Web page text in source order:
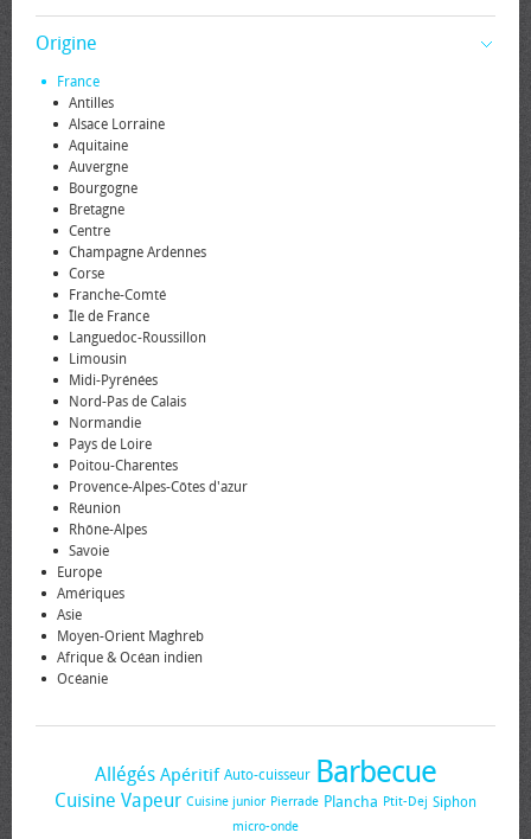
Origine
France
Antilles
Alsace Lorraine
Aquitaine
Auvergne
Bourgogne
Bretagne
Centre
Champagne Ardennes
Corse
Franche-Comté
Île de France
Languedoc-Roussillon
Limousin
Midi-Pyrénées
Nord-Pas de Calais
Normandie
Pays de Loire
Poitou-Charentes
Provence-Alpes-Côtes d'azur
Réunion
Rhône-Alpes
Savoie
Europe
Amériques
Asie
Moyen-Orient Maghreb
Afrique & Océan indien
Océanie
Allégés Apéritif Auto-cuisseur Barbecue
Cuisine Vapeur Cuisine junior Pierrade Plancha Ptit-Dej Siphon
micro-onde